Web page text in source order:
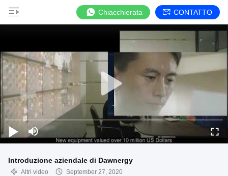
Chiacchierata CONTATTO
Introduzione aziendale di Dawnergy
Altri video September 27, 2020